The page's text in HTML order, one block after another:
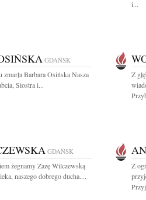
i...
GDAŃSK
Barbara Osińska Nasza
Siostra i...
Z
GDAŃSK
żegnamy Zazę Wilczewską
naszego dobrego ducha....
Z